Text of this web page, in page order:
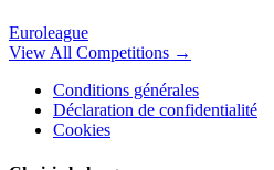
Euroleague
View All Competitions →
Conditions générales
Déclaration de confidentialité
Cookies